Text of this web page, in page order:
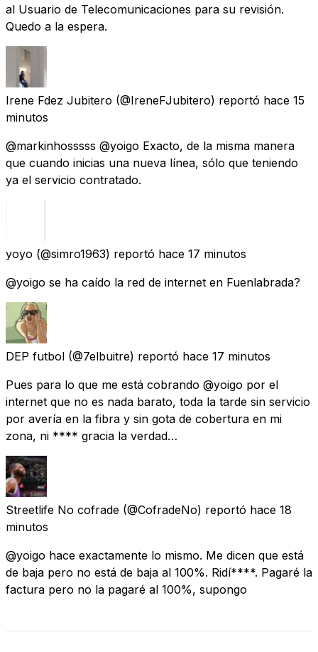
al Usuario de Telecomunicaciones para su revisión.
Quedo a la espera.
Irene Fdez Jubitero (@IreneFJubitero) reportó hace 15
minutos
@markinhosssss @yoigo Exacto, de la misma manera
que cuando inicias una nueva línea, sólo que teniendo
ya el servicio contratado.
yoyo (@simro1963) reportó hace 17 minutos
@yoigo se ha caído la red de internet en Fuenlabrada?
DEP futbol (@7elbuitre) reportó hace 17 minutos
Pues para lo que me está cobrando @yoigo por el
internet que no es nada barato, toda la tarde sin servicio
por avería en la fibra y sin gota de cobertura en mi
zona, ni **** gracia la verdad…
Streetlife No cofrade (@CofradeNo) reportó hace 18
minutos
@yoigo hace exactamente lo mismo. Me dicen que está
de baja pero no está de baja al 100%. Ridí****. Pagaré la
factura pero no la pagaré al 100%, supongo